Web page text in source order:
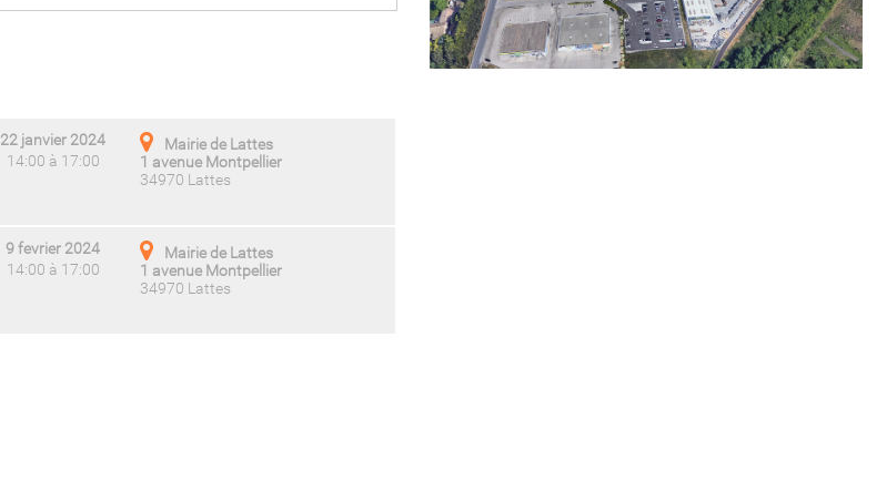
22 janvier 2024
14:00 à 17:00
Mairie de Lattes
1 avenue Montpellier
34970 Lattes
9 fevrier 2024
14:00 à 17:00
Mairie de Lattes
1 avenue Montpellier
34970 Lattes